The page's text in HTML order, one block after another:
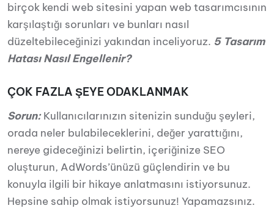
birçok kendi web sitesini yapan web tasarımcısının
karşılaştığı sorunları ve bunları nasıl
düzeltebileceğinizi yakından inceliyoruz. 5 Tasarım
Hatası Nasıl Engellenir?
ÇOK FAZLA ŞEYE ODAKLANMAK
Sorun: Kullanıcılarınızın sitenizin sunduğu şeyleri,
orada neler bulabileceklerini, değer yarattığını,
nereye gideceğinizi belirtin, içeriğinize SEO
oluşturun, AdWords’ünüzü güçlendirin ve bu
konuyla ilgili bir hikaye anlatmasını istiyorsunuz.
Hepsine sahip olmak istiyorsunuz! Yapamazsınız.